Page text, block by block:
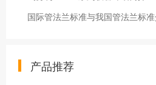
产品推荐